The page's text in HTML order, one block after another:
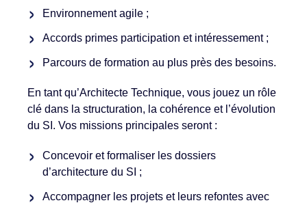
Environnement agile ;
Accords primes participation et intéressement ;
Parcours de formation au plus près des besoins.
En tant qu’Architecte Technique, vous jouez un rôle
clé dans la structuration, la cohérence et l’évolution
du SI. Vos missions principales seront :
Concevoir et formaliser les dossiers
d’architecture du SI ;
Accompagner les projets et leurs refontes avec